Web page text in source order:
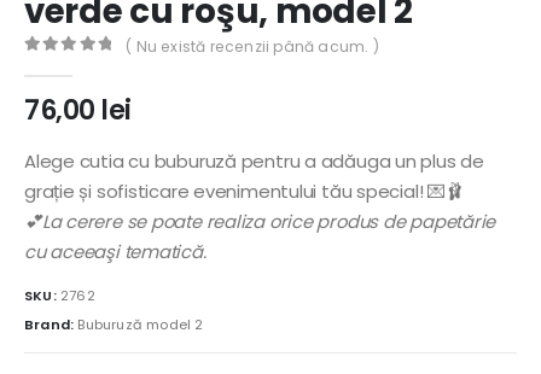
verde cu roşu, model 2
( Nu există recenzii până acum. )
76,00 lei
Alege cutia cu buburuză pentru a adăuga un plus de
grație și sofisticare evenimentului tău special! 💌🩰
💕La cerere se poate realiza orice produs de papetărie
cu aceeaşi tematică.
SKU: 2762
Brand: Buburuză model 2